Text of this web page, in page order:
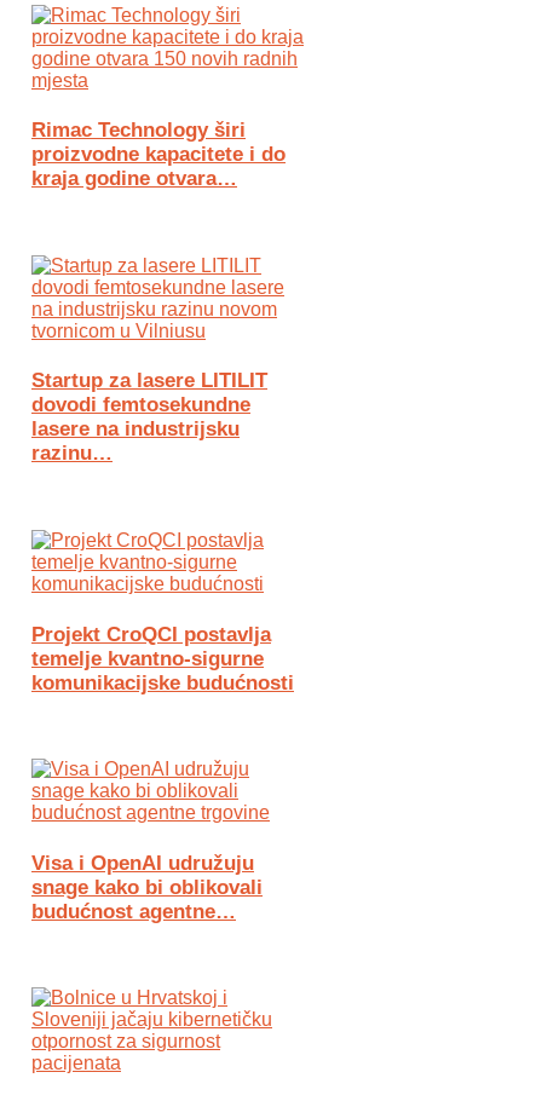
Rimac Technology širi
proizvodne kapacitete i do
kraja godine otvara…
Startup za lasere LITILIT
dovodi femtosekundne
lasere na industrijsku
razinu…
Projekt CroQCI postavlja
temelje kvantno-sigurne
komunikacijske budućnosti
Visa i OpenAI udružuju
snage kako bi oblikovali
budućnost agentne…